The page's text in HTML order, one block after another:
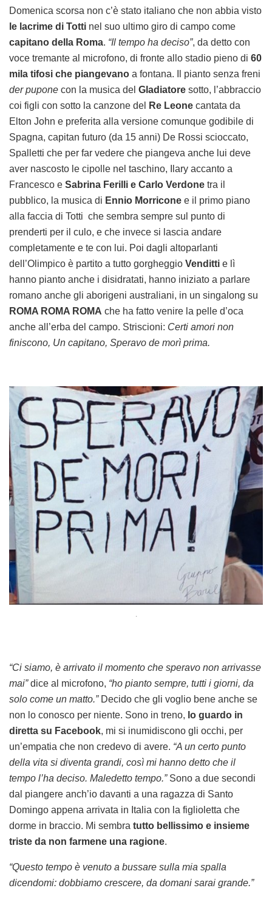
Domenica scorsa non c’è stato italiano che non abbia visto
le lacrime di Totti nel suo ultimo giro di campo come
capitano della Roma. “Il tempo ha deciso”, da detto con
voce tremante al microfono, di fronte allo stadio pieno di 60
mila tifosi che piangevano a fontana. Il pianto senza freni
der pupone con la musica del Gladiatore sotto, l’abbraccio
coi figli con sotto la canzone del
Re Leone cantata da
Elton John e preferita alla versione comunque godibile di
Spagna, capitan futuro (da 15 anni) De Rossi scioccato,
Spalletti che per far vedere che piangeva anche lui deve
aver nascosto le cipolle nel taschino, Ilary accanto a
Francesco e Sabrina Ferilli e Carlo Verdone tra il
pubblico, la musica di Ennio Morricone e il primo piano
alla faccia di Totti che sembra sempre sul punto di
prenderti per il culo, e che invece si lascia andare
completamente e te con lui. Poi dagli altoparlanti
dell’Olimpico è partito a tutto gorgheggio Venditti e lì
hanno pianto anche i disidratati, hanno iniziato a parlare
romano anche gli aborigeni australiani, in un singalong su
ROMA ROMA ROMA che ha fatto venire la pelle d’oca
anche all’erba del campo. Striscioni: Certi amori non
finiscono, Un capitano, Speravo de morì prima.
.
“Ci siamo, è arrivato il momento che speravo non arrivasse
mai”dice al microfono, “ho pianto sempre, tutti i giorni, da
solo come un matto.”Decido che gli voglio bene anche se
non lo conosco per niente. Sono in treno, lo guardo in
diretta su Facebook, mi si inumidiscono gli occhi, per
un’empatia che non credevo di avere. “A un certo punto
della vita si diventa grandi, così mi hanno detto che il
tempo l’ha deciso. Maledetto tempo.” Sono a due secondi
dal piangere anch’io davanti a una ragazza di Santo
Domingo appena arrivata in Italia con la figlioletta che
dorme in braccio. Mi sembra tutto bellissimo e insieme
triste da non farmene una ragione.
“Questo tempo è venuto a bussare sulla mia spalla
dicendomi: dobbiamo crescere, da domani sarai grande.”